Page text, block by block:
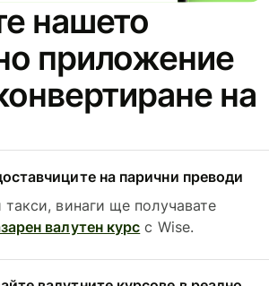
нашето
приложение
на
на парични преводи
такси, винаги ще получавате
валутен курс с Wise.